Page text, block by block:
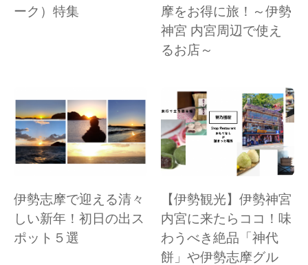
ーク）特集
摩をお得に旅！～伊勢
神宮 内宮周辺で使え
るお店～
伊勢志摩で迎える清々
しい新年！初日の出ス
ポット５選
【伊勢観光】伊勢神宮
内宮に来たらココ！味
わうべき絶品「神代
餅」や伊勢志摩グル